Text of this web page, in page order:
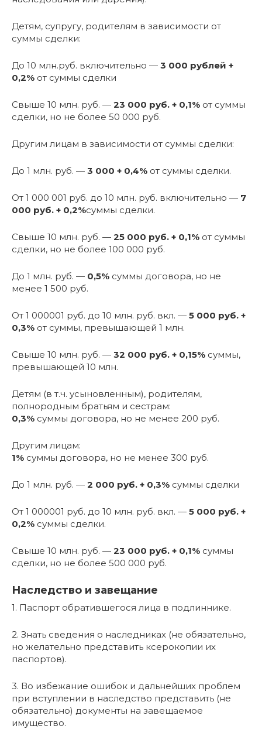
Детям, супругу, родителям в зависимости от
суммы сделки:
До 10 млн.руб. включительно — 3 000 рублей +
0,2% от суммы сделки
Cвыше 10 млн. руб. — 23 000 руб. + 0,1% от суммы
сделки, но не более 50 000 руб.
Другим лицам в зависимости от суммы сделки:
До 1 млн. руб. — 3 000 + 0,4% от суммы сделки.
От 1 000 001 руб. до 10 млн. руб. включительно — 7
000 руб. + 0,2%суммы сделки.
Cвыше 10 млн. руб. — 25 000 руб. + 0,1% от суммы
сделки, но не более 100 000 руб.
До 1 млн. руб. — 0,5% суммы договора, но не
менее 1 500 руб.
От 1 000001 руб. до 10 млн. руб. вкл. — 5 000 руб. +
0,3% от суммы, превышающей 1 млн.
Свыше 10 млн. руб. — 32 000 руб. + 0,15% суммы,
превышающей 10 млн.
Детям (в т.ч. усыновленным), родителям,
полнородным братьям и сестрам:
0,3% суммы договора, но не менее 200 руб.
Другим лицам:
1% суммы договора, но не менее 300 руб.
До 1 млн. руб. — 2 000 руб. + 0,3% суммы сделки
От 1 000001 руб. до 10 млн. руб. вкл. — 5 000 руб. +
0,2% суммы сделки.
Свыше 10 млн. руб. — 23 000 руб. + 0,1% суммы
сделки, но не более 500 000 руб.
Наследство и завещание
1. Паспорт обратившегося лица в подлиннике.
2. Знать сведения о наследниках (не обязательно,
но желательно представить ксерокопии их
паспортов).
3. Во избежание ошибок и дальнейших проблем
при вступлении в наследство представить (не
обязательно) документы на завещаемое
имущество.